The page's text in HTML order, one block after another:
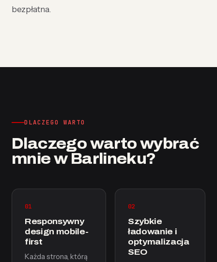
bezpłatna.
DLACZEGO WARTO
Dlaczego warto wybrać
mnie w Barlineku?
01
Responsywny
design mobile-
first
Każda strona, którą
02
Szybkie
ładowanie i
optymalizacja
SEO